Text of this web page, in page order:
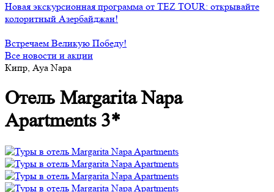
Новая экскурсионная программа от TEZ TOUR: открывайте
колоритный Азербайджан!
Встречаем Великую Победу!
Все новости и акции
Кипр, Aya Napa
Отель Margarita Napa
Apartments 3*